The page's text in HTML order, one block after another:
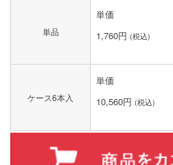
単品
単価
1,760円 (税込)
ケース6本入
単価
10,560円 (税込)